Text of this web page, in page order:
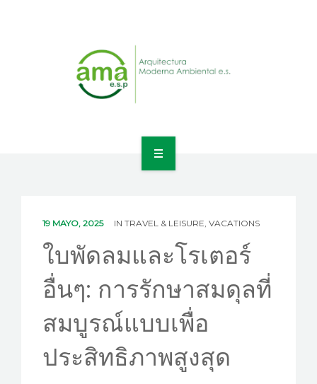
LÍNEAS DE NEGOCIO
CONTACTO
PEDIR CITA
19 MAYO, 2025 IN TRAVEL & LEISURE, VACATIONS
ใบพัดลมและโรเตอร์
อื่นๆ: การรักษาสมดุลที่
สมบูรณ์แบบเพื่อ
ประสิทธิภาพสูงสุด